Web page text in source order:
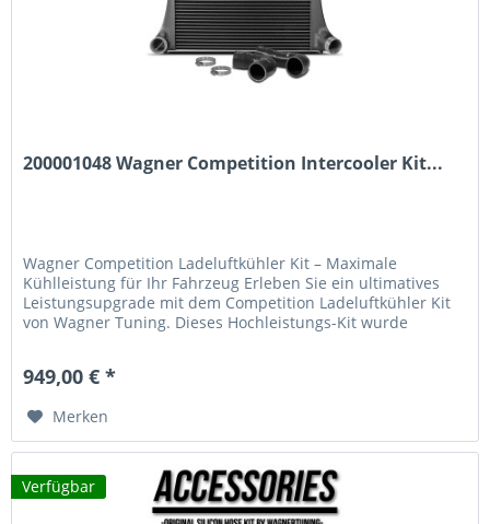
200001048 Wagner Competition Intercooler Kit...
Wagner Competition Ladeluftkühler Kit – Maximale
Kühlleistung für Ihr Fahrzeug Erleben Sie ein ultimatives
Leistungsupgrade mit dem Competition Ladeluftkühler Kit
von Wagner Tuning. Dieses Hochleistungs-Kit wurde
949,00 € *
Merken
Verfügbar